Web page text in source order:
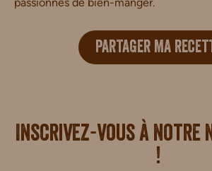
passionnés de bien-manger.
PARTAGER MA
Inscrivez-vous à
!